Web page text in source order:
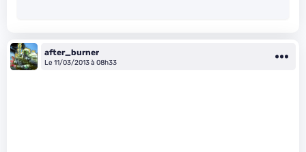
after_burner
Le 11/03/2013 à 08h33